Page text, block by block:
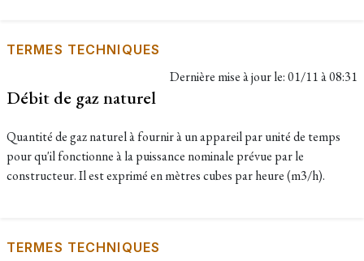
TERMES TECHNIQUES
Dernière mise à jour le:01/11 à 08:31
Débit de gaz naturel
Quantité de gaz naturel à fournir à un appareil par unité de temps
pour qu'il fonctionne à la puissance nominale prévue par le
constructeur. Il est exprimé en mètres cubes par heure (m3/h).
TERMES TECHNIQUES